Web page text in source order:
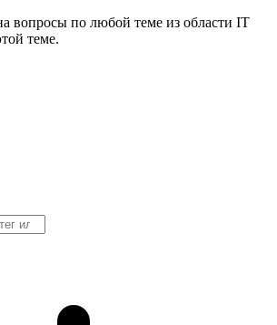
вопросы по любой теме из области IT
теме.